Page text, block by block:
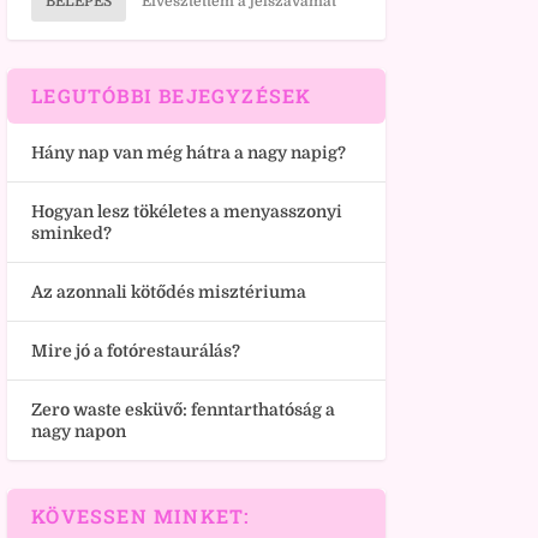
LEGUTÓBBI BEJEGYZÉSEK
Hány nap van még hátra a nagy napig?
Hogyan lesz tökéletes a menyasszonyi
sminked?
Az azonnali kötődés misztériuma
Mire jó a fotórestaurálás?
Zero waste esküvő: fenntarthatóság a
nagy napon
KÖVESSEN MINKET: